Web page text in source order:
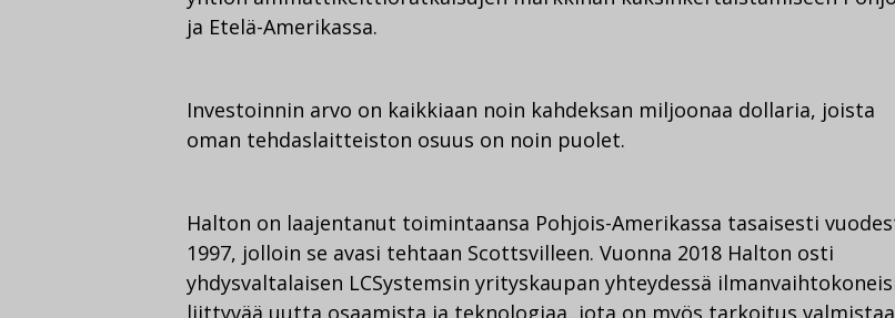
ja Etelä-Amerikassa.
Investoinnin arvo on kaikkiaan noin kahdeksan miljoonaa dollaria, joista
oman tehdaslaitteiston osuus on noin puolet.
Halton on laajentanut toimintaansa Pohjois-Amerikassa tasaisesti
1997, jolloin se avasi tehtaan Scottsvilleen. Vuonna 2018 Halton osti
yhdysvaltalaisen LCSystemsin yrityskaupan yhteydessä
liittyvää uutta osaamista ja teknologiaa, jota on myös tarkoitus valmistaa